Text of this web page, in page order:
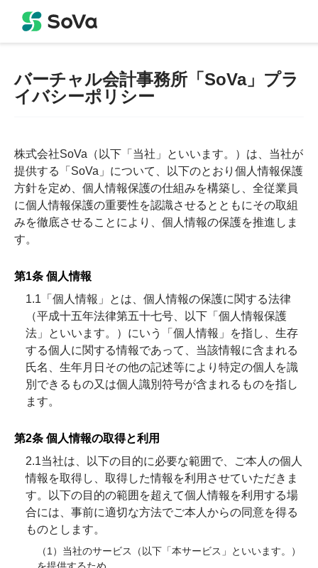
バーチャル会計事務所「SoVa」プラ
イバシーポリシー
株式会社SoVa（以下「当社」といいます。）は、当社が
提供する「SoVa」について、以下のとおり個人情報保護
方針を定め、個人情報保護の仕組みを構築し、全従業員
に個人情報保護の重要性を認識させるとともにその取組
みを徹底させることにより、個人情報の保護を推進しま
す。
第1条 個人情報
1.1「個人情報」とは、個人情報の保護に関する法律
（平成十五年法律第五十七号、以下「個人情報保護
法」といいます。）にいう「個人情報」を指し、生存
する個人に関する情報であって、当該情報に含まれる
氏名、生年月日その他の記述等により特定の個人を識
別できるもの又は個人識別符号が含まれるものを指し
ます。
第2条 個人情報の取得と利用
2.1当社は、以下の目的に必要な範囲で、ご本人の個⼈
情報を取得し、取得した情報を利用させていただきま
す。以下の⽬的の範囲を超えて個⼈情報を利⽤する場
合には、事前に適切な⽅法でご本人からの同意を得る
ものとします。
（1）当社のサービス（以下「本サービス」といいます。）